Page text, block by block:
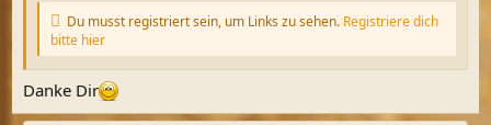
Du musst registriert sein, um Links zu sehen. Registriere dich
bitte hier
Danke Dir